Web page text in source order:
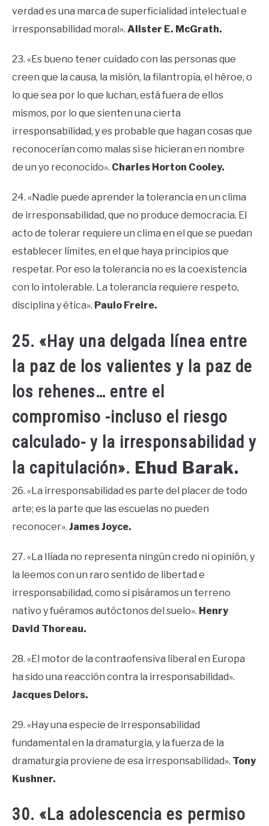
verdad es una marca de superficialidad intelectual e
irresponsabilidad moral». Alister E. McGrath.
23. «Es bueno tener cuidado con las personas que
creen que la causa, la misión, la filantropía, el héroe, o
lo que sea por lo que luchan, está fuera de ellos
mismos, por lo que sienten una cierta
irresponsabilidad, y es probable que hagan cosas que
reconocerían como malas si se hicieran en nombre
de un yo reconocido». Charles Horton Cooley.
24. «Nadie puede aprender la tolerancia en un clima
de irresponsabilidad, que no produce democracia. El
acto de tolerar requiere un clima en el que se puedan
establecer límites, en el que haya principios que
respetar. Por eso la tolerancia no es la coexistencia
con lo intolerable. La tolerancia requiere respeto,
disciplina y ética». Paulo Freire.
25. «Hay una delgada línea entre
la paz de los valientes y la paz de
los rehenes… entre el
compromiso -incluso el riesgo
calculado- y la irresponsabilidad y
la capitulación». Ehud Barak.
26. «La irresponsabilidad es parte del placer de todo
arte; es la parte que las escuelas no pueden
reconocer». James Joyce.
27. «La Ilíada no representa ningún credo ni opinión, y
la leemos con un raro sentido de libertad e
irresponsabilidad, como si pisáramos un terreno
nativo y fuéramos autóctonos del suelo». Henry
David Thoreau.
28. «El motor de la contraofensiva liberal en Europa
ha sido una reacción contra la irresponsabilidad».
Jacques Delors.
29. «Hay una especie de irresponsabilidad
fundamental en la dramaturgia, y la fuerza de la
dramaturgia proviene de esa irresponsabilidad». Tony
Kushner.
30. «La adolescencia es permiso